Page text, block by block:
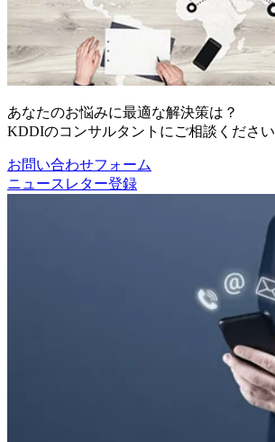
あなたのお悩みに最適な解決策は？
KDDIのコンサルタントにご相談ください
お問い合わせフォーム
ニュースレター登録